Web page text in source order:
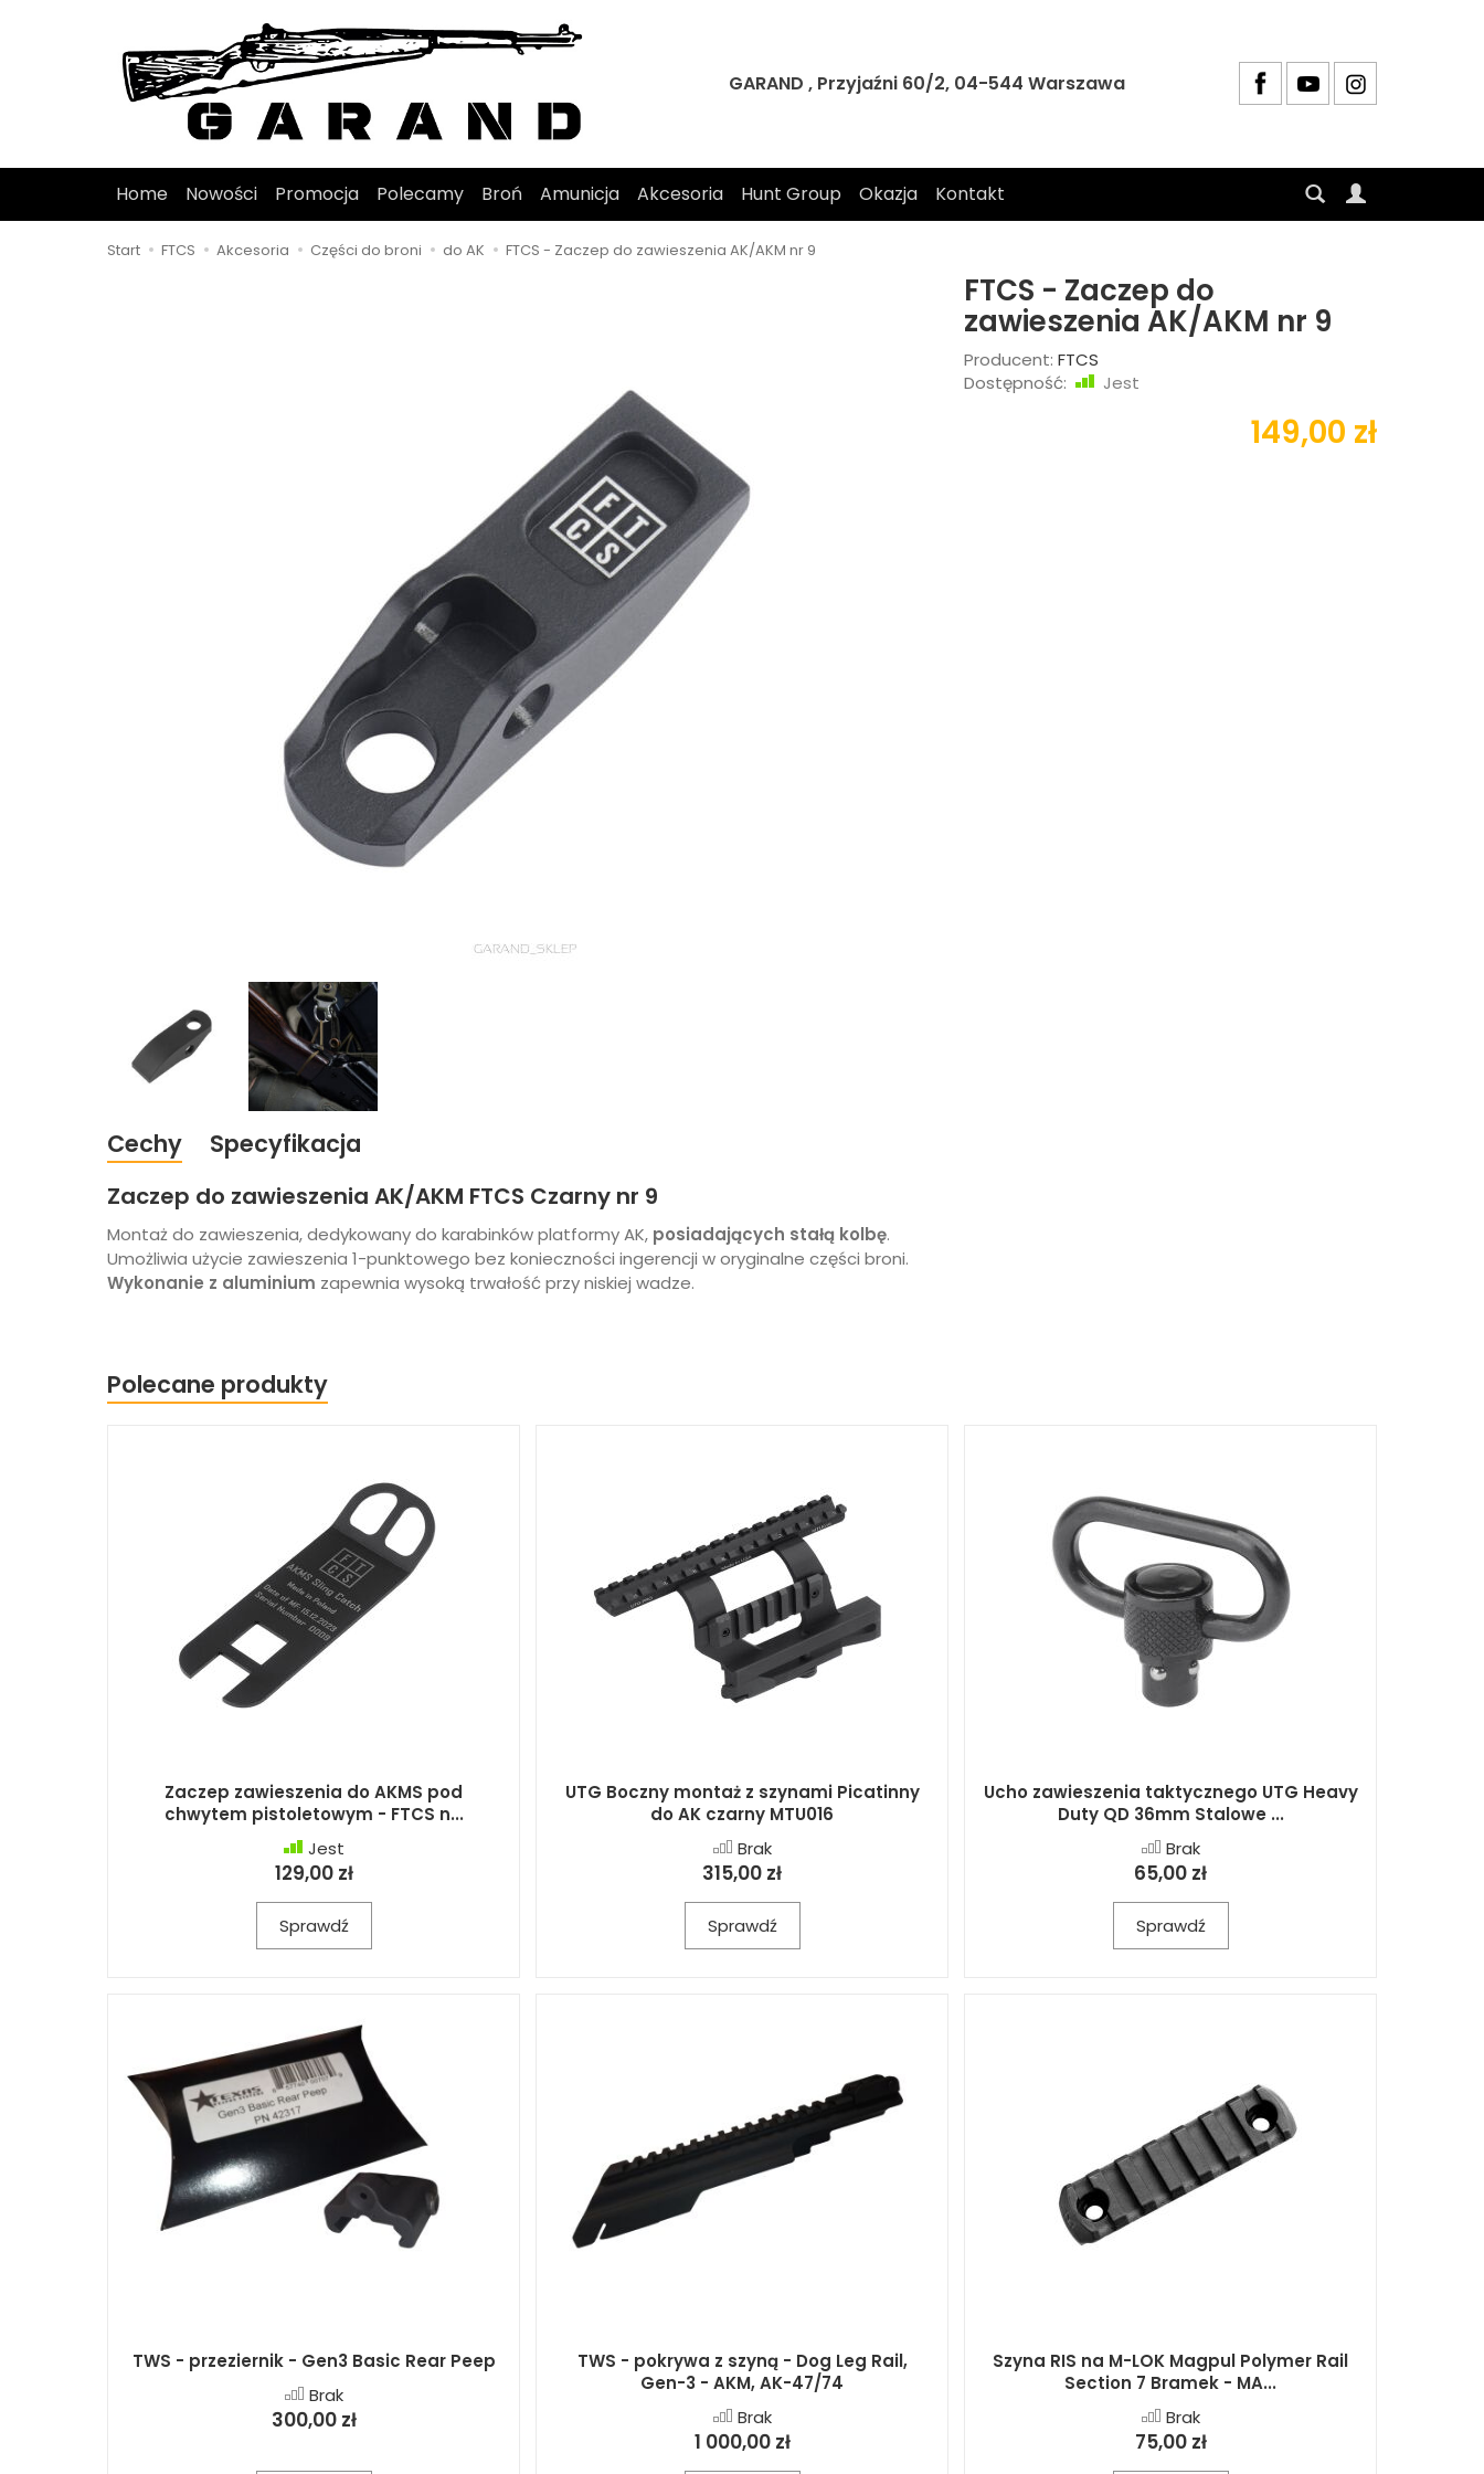
GARAND , Przyjaźni 60/2, 04-544 Warszawa
Home Nowości Promocja Polecamy Broń Amunicja Akcesoria Hunt Group Okazja Kontakt
Start FTCS Akcesoria Części do broni do AK FTCS - Zaczep do zawieszenia AK/AKM nr 9
FTCS - Zaczep do
zawieszenia AK/AKM nr 9
Producent: FTCS
Dostępność:
Jest
149,00 zł
Cechy Specyfikacja
Zaczep do zawieszenia AK/AKM FTCS Czarny nr 9
Montaż do zawieszenia, dedykowany do karabinków platformy AK, posiadających stałą kolbę.
Umożliwia użycie zawieszenia 1-punktowego bez konieczności ingerencji w oryginalne części broni.
Wykonanie z aluminium zapewnia wysoką trwałość przy niskiej wadze.
Polecane produkty
Zaczep zawieszenia do AKMS pod
chwytem pistoletowym - FTCS n...
Jest
129,00 zł
Sprawdź
UTG Boczny montaż z szynami Picatinny
do AK czarny MTU016
Brak
315,00 zł
Sprawdź
Ucho zawieszenia taktycznego UTG Heavy
Duty QD 36mm Stalowe ...
Brak
65,00 zł
Sprawdź
TWS - przeziernik - Gen3 Basic Rear Peep
Brak
300,00 zł
TWS - pokrywa z szyną - Dog Leg Rail,
Gen-3 - AKM, AK-47/74
Brak
1 000,00 zł
Szyna RIS na M-LOK Magpul Polymer Rail
Section 7 Bramek - MA...
Brak
75,00 zł